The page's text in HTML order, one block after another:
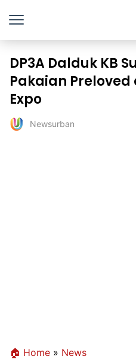
DP3A Dalduk KB
Pakaian Preloved
Expo
Newsurban
🏠 Home » News